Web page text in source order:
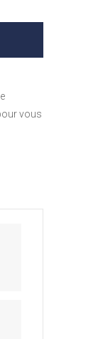
vous